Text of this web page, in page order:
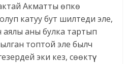
Акматты өпкө
катуу бут шилтеди эле,
аны булка тартып
топтой эле былч
эки кез, сөөктүү